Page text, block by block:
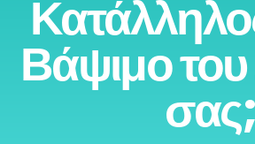
Βάψιμο του
σας;